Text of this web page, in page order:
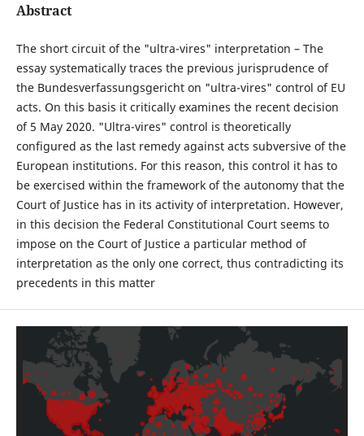
Abstract
The short circuit of the "ultra-vires" interpretation – The
essay systematically traces the previous jurisprudence of
the Bundesverfassungsgericht on "ultra-vires" control of EU
acts. On this basis it critically examines the recent decision
of 5 May 2020. "Ultra-vires" control is theoretically
configured as the last remedy against acts subversive of the
European institutions. For this reason, this control it has to
be exercised within the framework of the autonomy that the
Court of Justice has in its activity of interpretation. However,
in this decision the Federal Constitutional Court seems to
impose on the Court of Justice a particular method of
interpretation as the only one correct, thus contradicting its
precedents in this matter